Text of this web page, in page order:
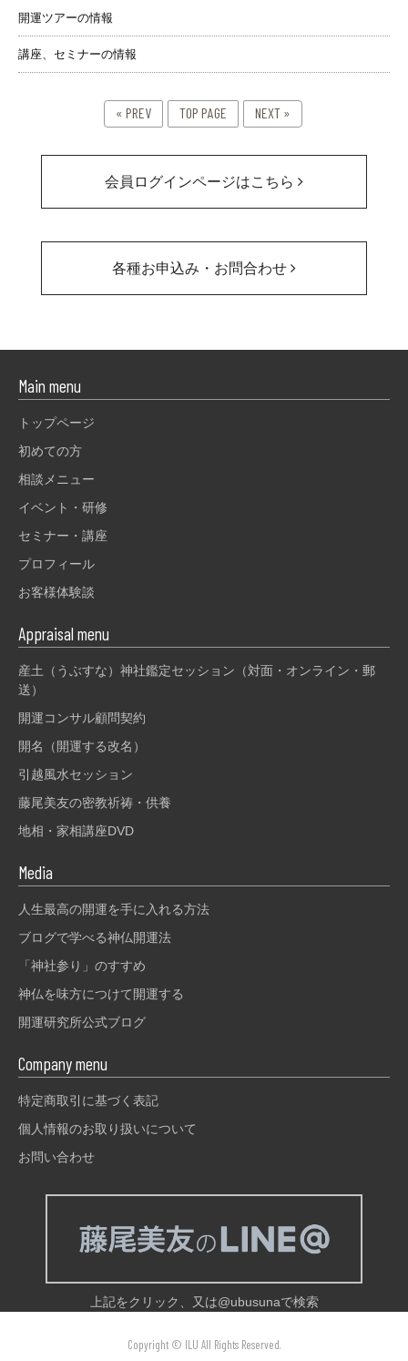
開運ツアーの情報
講座、セミナーの情報
« PREV TOP PAGE NEXT »
会員ログインページはこちら
各種お申込み・お問合わせ
Main menu
トップページ
初めての方
相談メニュー
イベント・研修
セミナー・講座
プロフィール
お客様体験談
Appraisal menu
産土（うぶすな）神社鑑定セッション（対面・オンライン・郵
送）
開運コンサル顧問契約
開名（開運する改名）
引越風水セッション
藤尾美友の密教祈祷・供養
地相・家相講座DVD
Media
人生最高の開運を手に入れる方法
ブログで学べる神仏開運法
「神社参り」のすすめ
神仏を味方につけて開運する
開運研究所公式ブログ
Company menu
特定商取引に基づく表記
個人情報のお取り扱いについて
お問い合わせ
上記をクリック、又は@ubusunaで検索
Copyright © ILU All Rights Reserved.